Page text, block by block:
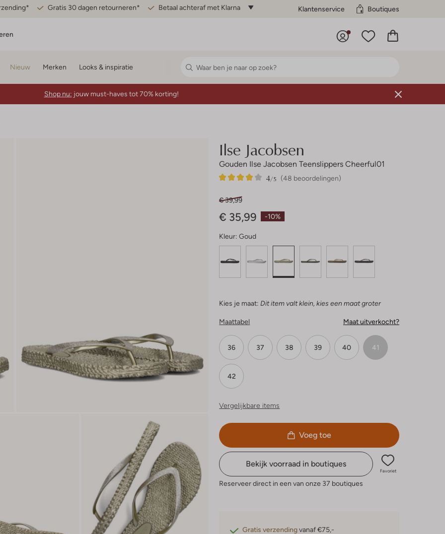
Gratis 30 dagen retourneren* Betaal achteraf met Klarna Klantenservice Boutiques
Nieuw Merken Looks & inspiratie
Shop nu: jouw must-haves tot 70% korting!
Ilse Jacobsen
Gouden Ilse Jacobsen Teenslippers Cheerful01
(48 beoordelingen)
4/5
48
4
-10%
€ 39,99
€ 35,99
Kleur: Goud
Kies je maat: Dit item valt klein, kies een maat groter
Maattabel Maat uitverkocht?
36 37 38 39 40 41
42
Vergelijkbare items
Voeg toe
Bekijk voorraad in boutiques
Favoriet
Reserveer direct in een van onze 37 boutiques
Gratis verzendingvanaf €75,-